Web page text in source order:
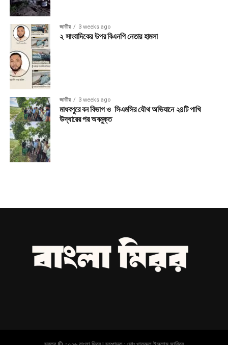
জাতীয় 3 weeks ago
২ সাংবাদিকের উপর বিএনপি নেতার হামলা
জাতীয় 3 weeks ago
মাধবপুরে বন বিভাগ ও সিএমসির যৌথ অভিযানে ২৪টি পাখি
উদ্ধারের পর অবমুক্ত